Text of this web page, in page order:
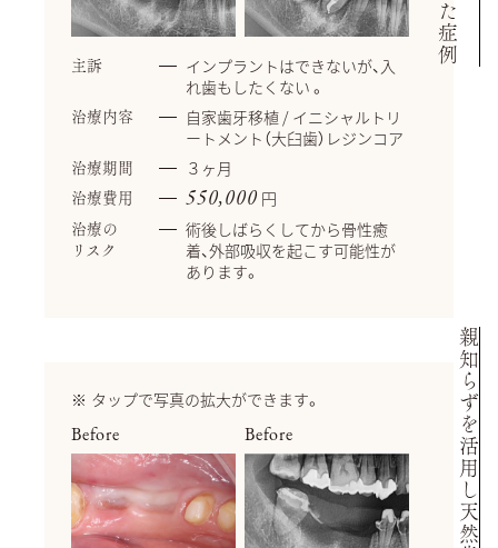
主訴
インプラントはできないが、入
れ歯もしたくない 。
治療内容
自家歯牙移植 / イニシャルトリ
ートメント（大臼歯）レジンコア
治療期間 ３ヶ月
治療費用 550,000 円
治療の
リスク
術後しばらくしてから骨性癒
着、外部吸収を起こす可能性が
あります。
タップで写真の拡大ができます。
Before Before